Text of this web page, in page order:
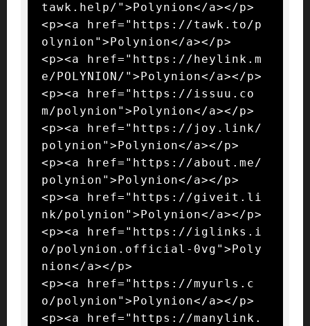
tawk.help/">Polynion</a></p>
<p><a href="https://tawk.to/p
olynion">Polynion</a></p>
<p><a href="https://heylink.m
e/POLYNION/">Polynion</a></p>
<p><a href="https://issuu.co
m/polynion">Polynion</a></p>
<p><a href="https://joy.link/
polynion">Polynion</a></p>
<p><a href="https://about.me/
polynion">Polynion</a></p>
<p><a href="https://giveit.li
nk/polynion">Polynion</a></p>
<p><a href="https://iglinks.i
o/polynion.official-0vg">Poly
nion</a></p>
<p><a href="https://myurls.c
o/polynion">Polynion</a></p>
<p><a href="https://manylink.